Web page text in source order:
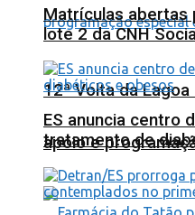
12ª Volta da
apoio e
Matrículas abertas
lote 2 da CNH
ES anuncia centro
tratamento de